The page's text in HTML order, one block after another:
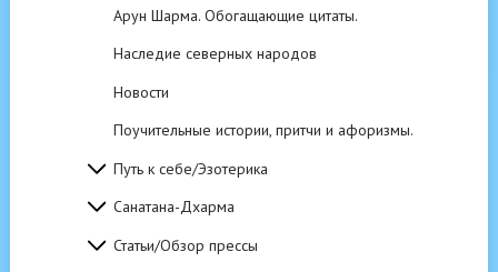
Арун Шарма. Обогащающие цитаты.
Наследие северных народов
Новости
Поучительные истории, притчи и афоризмы.
Путь к себе/Эзотерика
Санатана-Дхарма
Статьи/Обзор прессы